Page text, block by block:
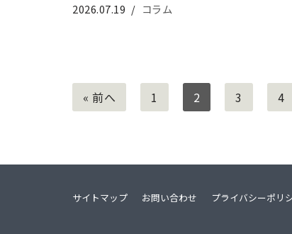
2026.07.19 コラム
« 前へ 1 2 3 4
サイトマップ お問い合わせ プライバシーポリ